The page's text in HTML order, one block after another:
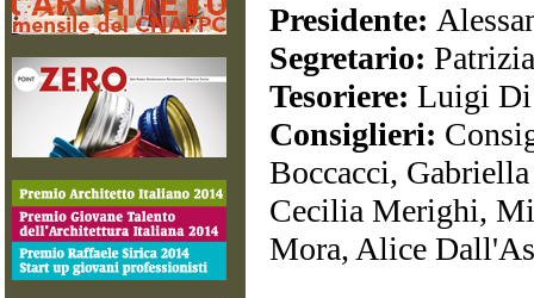
Presidente:
Segretario:
Tesoriere: Luigi Di
Consiglieri:
Boccacci,
Cecilia Merighi,
Mora, Alice